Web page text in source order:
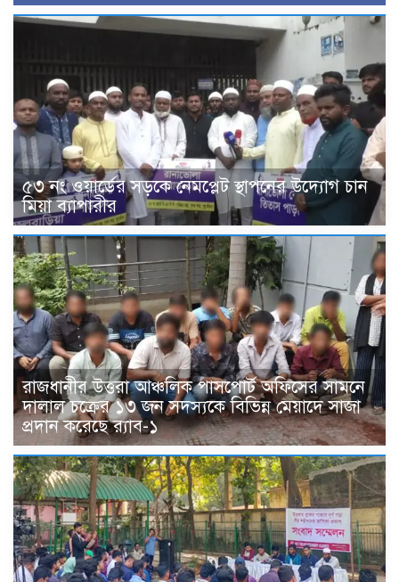
৫৩ নং ওয়ার্ডের সড়কে নেমপ্লেট স্থাপনের উদ্যোগ চান
মিয়া ব্যাপারীর
রাজধানীর উত্তরা আঞ্চলিক পাসপোর্ট অফিসের সামনে
দালাল চক্রের ১৩ জন সদস্যকে বিভিন্ন মেয়াদে সাজা
প্রদান করেছে র‌্যাব-১